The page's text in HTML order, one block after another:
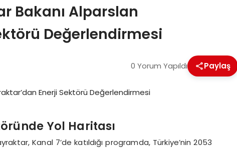
Bakanı Alparslan
Değerlendirmesi
0 Yorum Yapıldı Paylaş
Yol Haritası
Kanal 7’de katıldığı programda, Türkiye’nin 2053